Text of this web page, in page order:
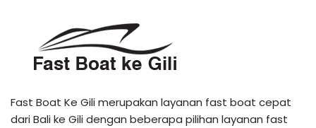
Fast Boat Ke Gili merupakan layanan fast boat cepat
dari Bali ke Gili dengan beberapa pilihan layanan fast